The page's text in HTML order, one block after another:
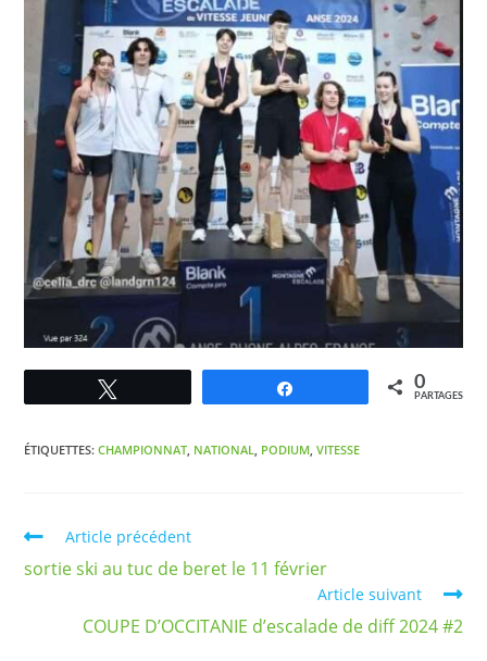
0
PARTAGES
ÉTIQUETTES:CHAMPIONNAT, NATIONAL, PODIUM, VITESSE
Article précédent
sortie ski au tuc de beret le 11 février
Article suivant
COUPE D’OCCITANIE d’escalade de diff 2024 #2